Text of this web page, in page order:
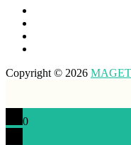
Copyright © 2026
0